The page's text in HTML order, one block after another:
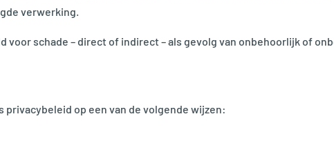
verwerking.
voor schade – direct of indirect – als gevolg van onbehoorlijk of
op een van de volgende wijzen: